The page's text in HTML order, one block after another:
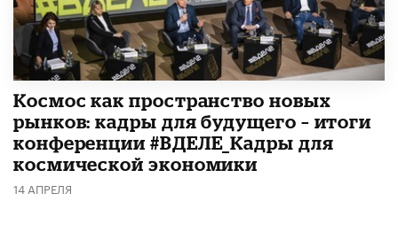
Космос как пространство новых
рынков: кадры для будущего – итоги
конференции #ВДЕЛЕ_Кадры для
космической экономики
14 АПРЕЛЯ